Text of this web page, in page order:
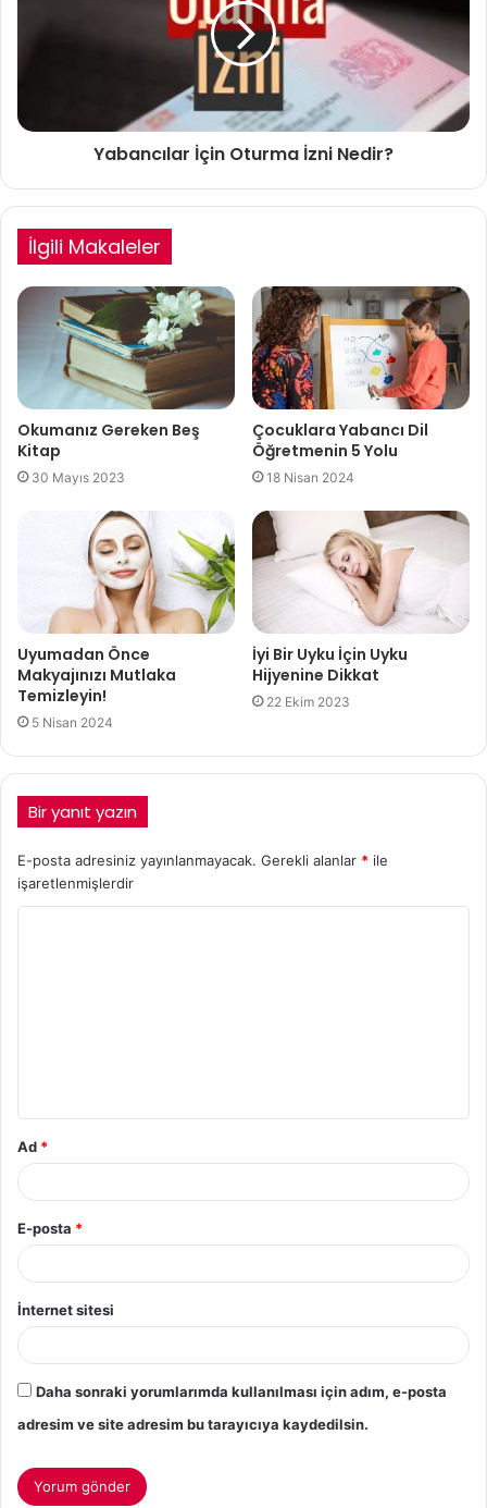
Yabancılar İçin Oturma İzni Nedir?
İlgili Makaleler
Okumanız Gereken Beş
Kitap
30 Mayıs 2023
Çocuklara Yabancı Dil
Öğretmenin 5 Yolu
18 Nisan 2024
Uyumadan Önce
Makyajınızı Mutlaka
Temizleyin!
5 Nisan 2024
İyi Bir Uyku İçin Uyku
Hijyenine Dikkat
22 Ekim 2023
Bir yanıt yazın
E-posta adresiniz yayınlanmayacak. Gerekli alanlar * ile
işaretlenmişlerdir
Ad *
E-posta *
İnternet sitesi
Daha sonraki yorumlarımda kullanılması için adım, e-posta
adresim ve site adresim bu tarayıcıya kaydedilsin.